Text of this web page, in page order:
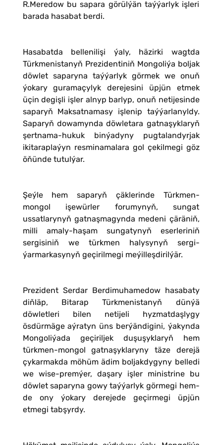
R.Meredow bu sapara görülýän taýýarlyk işleri
barada hasabat berdi.
Hasabatda bellenilişi ýaly, häzirki wagtda
Türkmenistanyň Prezidentiniň Mongoliýa boljak
döwlet saparyna taýýarlyk görmek we onuň
ýokary guramaçylyk derejesini üpjün etmek
üçin degişli işler alnyp barlyp, onuň netijesinde
saparyň Maksatnamasy işlenip taýýarlanyldy.
Saparyň dowamynda döwletara gatnaşyklaryň
şertnama-hukuk binýadyny pugtalandyrjak
ikitaraplaýyn resminamalara gol çekilmegi göz
öňünde tutulýar.
Şeýle hem saparyň çäklerinde Türkmen-
mongol işewürler forumynyň, sungat
ussatlarynyň gatnaşmagynda medeni çäräniň,
milli amaly-haşam sungatynyň eserleriniň
sergisiniň we türkmen halysynyň sergi-
ýarmarkasynyň geçirilmegi meýilleşdirilýär.
Prezident Serdar Berdimuhamedow hasabaty
diňläp, Bitarap Türkmenistanyň dünýä
döwletleri bilen netijeli hyzmatdaşlygy
ösdürmäge aýratyn üns berýändigini, ýakynda
Mongoliýada geçiriljek duşuşyklaryň hem
türkmen-mongol gatnaşyklaryny täze derejä
çykarmakda möhüm ädim boljakdygyny belledi
we wise-premýer, daşary işler ministrine bu
döwlet saparyna gowy taýýarlyk görmegi hem-
de ony ýokary derejede geçirmegi üpjün
etmegi tabşyrdy.